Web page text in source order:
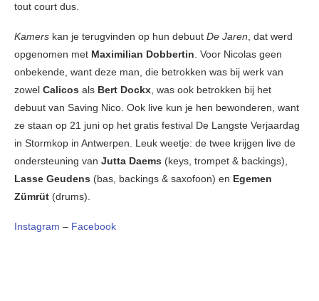
tout court dus.
Kamers kan je terugvinden op hun debuut De Jaren, dat werd
opgenomen met Maximilian Dobbertin. Voor Nicolas geen
onbekende, want deze man, die betrokken was bij werk van
zowel Calicos als Bert Dockx, was ook betrokken bij het
debuut van Saving Nico. Ook live kun je hen bewonderen, want
ze staan op 21 juni op het gratis festival De Langste Verjaardag
in Stormkop in Antwerpen. Leuk weetje: de twee krijgen live de
ondersteuning van Jutta Daems (keys, trompet & backings),
Lasse Geudens (bas, backings & saxofoon) en Egemen
Zümrüt (drums).
Instagram – Facebook